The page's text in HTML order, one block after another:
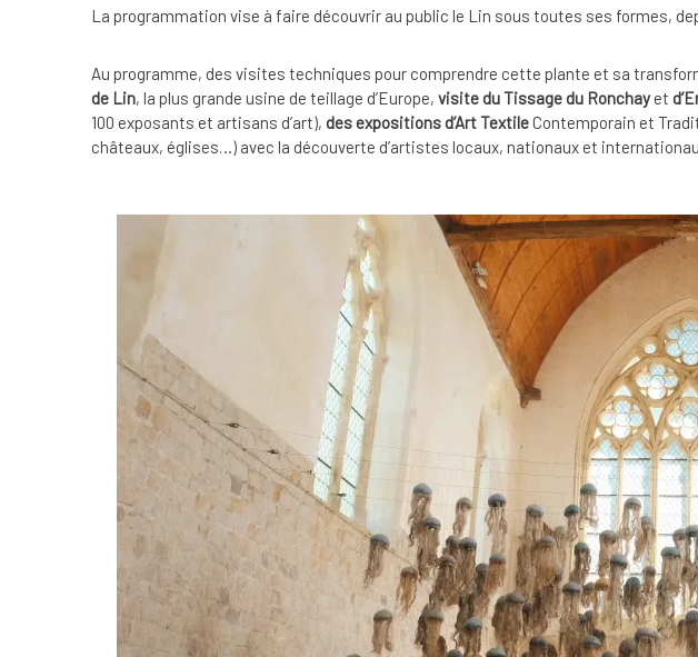
La programmation vise à faire découvrir au public le Lin sous toutes ses formes,
Au programme, des visites techniques pour comprendre cette plante et sa
de Lin, la plus grande usine de teillage d’Europe, visite du Tissage du Ronchayet
100 exposants et artisans d’art), des expositions d’Art TextileContemporain et
châteaux, églises…) avec la découverte d’artistes locaux, nationaux et